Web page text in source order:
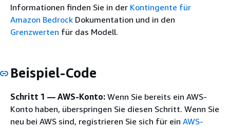
Informationen finden Sie in der Kontingente für
Amazon Bedrock Dokumentation und in den
Grenzwerten für das Modell.
Beispiel-Code
Schritt 1 — AWS-Konto: Wenn Sie bereits ein AWS-
Konto haben, überspringen Sie diesen Schritt. Wenn Sie
neu bei AWS sind, registrieren Sie sich für ein AWS-